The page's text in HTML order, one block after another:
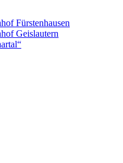
Fürstenhausen
Geislautern